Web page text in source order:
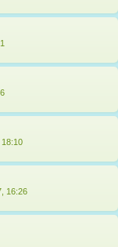
18:10
16:26